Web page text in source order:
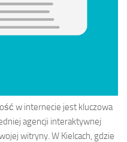
w internecie jest kluczowa
agencji interaktywnej
witryny. W Kielcach, gdzie